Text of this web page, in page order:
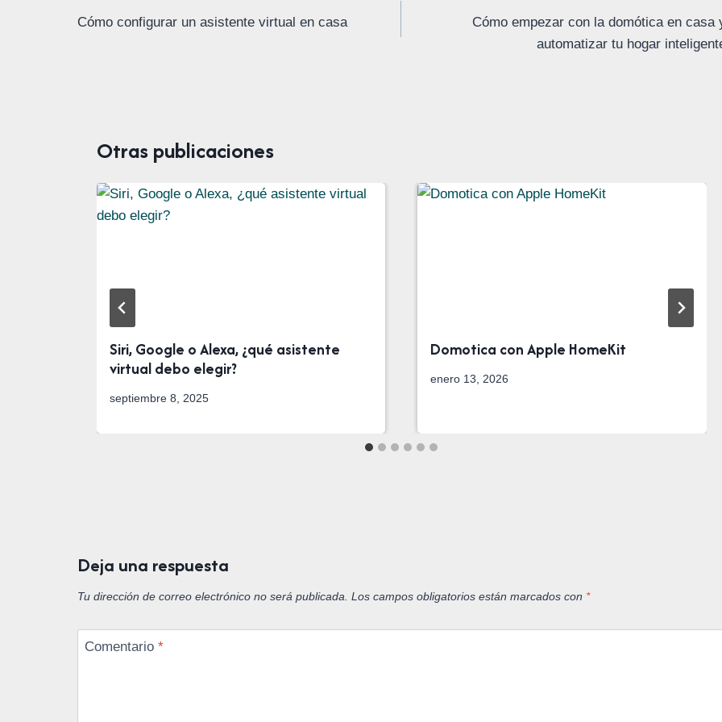
de
Cómo configurar un asistente virtual en casa
Cómo empezar con la domótica en casa
automatizar tu hogar
Otras publicaciones
Siri, Google o Alexa, ¿qué asistente
virtual debo elegir?
septiembre 8, 2025
Domotica con Apple HomeKit
enero 13, 2026
Deja una respuesta
Tu dirección de correo electrónico no será publicada. Los campos obligatorios están marcados con *
Comentario *